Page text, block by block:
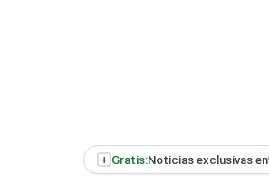
+ Gratis:Noticias exclusivas en